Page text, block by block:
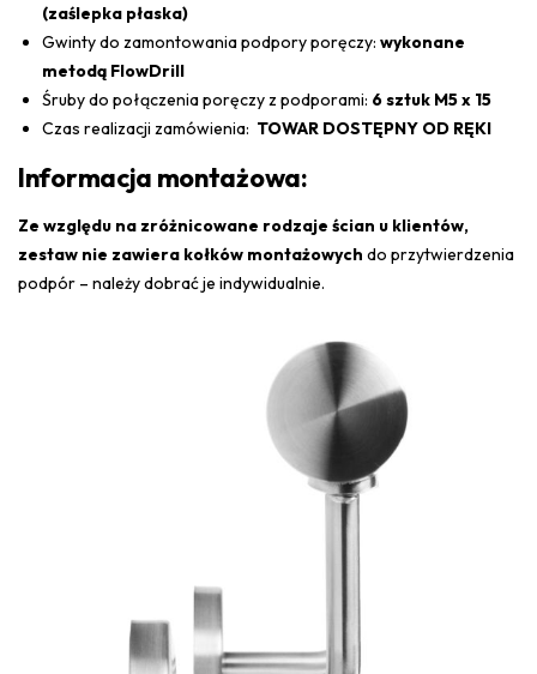
(zaślepka płaska)
Gwinty do zamontowania podpory poręczy: wykonane
metodą FlowDrill
Śruby do połączenia poręczy z podporami: 6 sztuk M5 x 15
Czas realizacji zamówienia: TOWAR DOSTĘPNY OD RĘKI
Informacja montażowa:
Ze względu na zróżnicowane rodzaje ścian u klientów,
zestaw nie zawiera kołków montażowych do przytwierdzenia
podpór – należy dobrać je indywidualnie.